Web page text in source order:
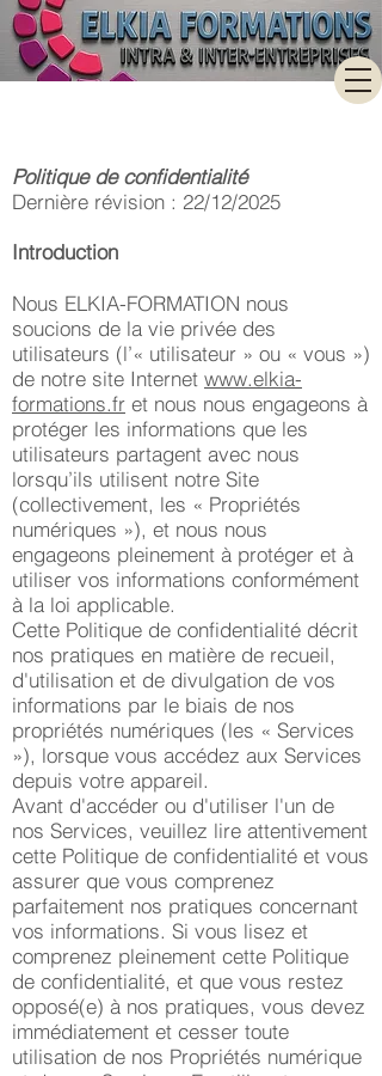
Politique de confidentialité
Dernière révision : 22/12/2025
Introduction
Nous ELKIA-FORMATION nous
soucions de la vie privée des
utilisateurs (l’« utilisateur » ou « vous »)
de notre site Internet www.elkia-
formations.fr et nous nous engageons à
protéger les informations que les
utilisateurs partagent avec nous
lorsqu’ils utilisent notre Site
(collectivement, les « Propriétés
numériques »), et nous nous
engageons pleinement à protéger et à
utiliser vos informations conformément
à la loi applicable.
Cette Politique de confidentialité décrit
nos pratiques en matière de recueil,
d'utilisation et de divulgation de vos
informations par le biais de nos
propriétés numériques (les « Services
»), lorsque vous accédez aux Services
depuis votre appareil.
Avant d'accéder ou d'utiliser l'un de
nos Services, veuillez lire attentivement
cette Politique de confidentialité et vous
assurer que vous comprenez
parfaitement nos pratiques concernant
vos informations. Si vous lisez et
comprenez pleinement cette Politique
de confidentialité, et que vous restez
opposé(e) à nos pratiques, vous devez
immédiatement et cesser toute
utilisation de nos Propriétés numérique